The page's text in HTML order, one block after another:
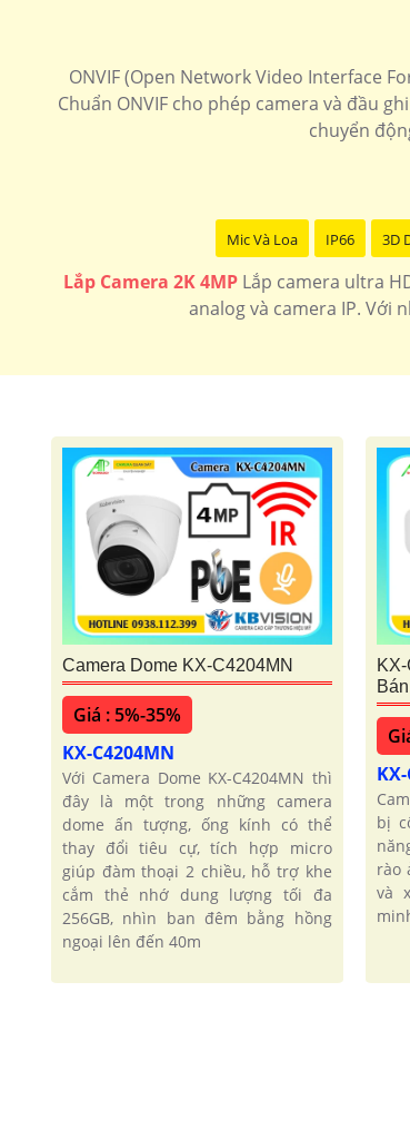
LOẠI CAMERA ULTRA 2K
🗂 Camera wifi 360 Siêu
📶 Camera Siêu nét 4MP
🌟 camera Wifi Siêu Nét
ONVIF (Open Network Video Interface
Chuẩn ONVIF cho phép camera và đầu
chuyển
Mic Và Loa IP66 3D
Lắp Camera 2K 4MP Lắp camera ultra
analog và camera IP. Với
Camera Dome KX-C4204MN
Giá : 5%-35%
KX-C4204MN
Với Camera Dome KX-C4204MN thì
đây là một trong những camera
dome ấn tượng, ống kính có thể
thay đổi tiêu cự, tích hợp micro
giúp đàm thoại 2 chiều, hỗ trợ khe
cắm thẻ nhớ dung lượng tối đa
256GB, nhìn ban đêm bằng hồng
ngoại lên đến 40m
bị
rào
và